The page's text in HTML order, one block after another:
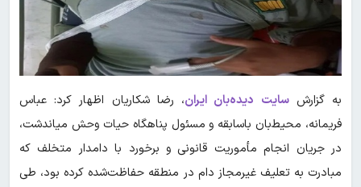
به گزارشسایت دیده‌بان ایران، رضا شکاریان اظهار کرد: عباس
فریمانه، محیط‌بان باسابقه و مسئول پناهگاه حیات وحش میاندشت،
در جریان انجام مأموریت قانونی و برخورد با دامدار متخلف که
مبادرت به تعلیف غیرمجاز دام در منطقه حفاظت‌شده کرده بود، طی